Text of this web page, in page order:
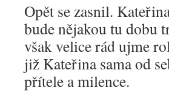
Opět se zasnil.
bude nějakou tu dobu
však velice rád ujme
již Kateřina sama od
přítele a milence.